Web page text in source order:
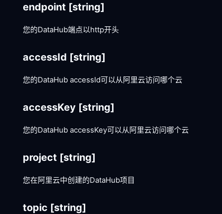
endpoint [string]
您的DataHub端点以http开头
accessId [string]
您的DataHub accessId可以从阿里云访问哪个云
accessKey [string]
您的DataHub accessKey可以从阿里云访问哪个云
project [string]
您在阿里云中创建的DataHub项目
topic [string]